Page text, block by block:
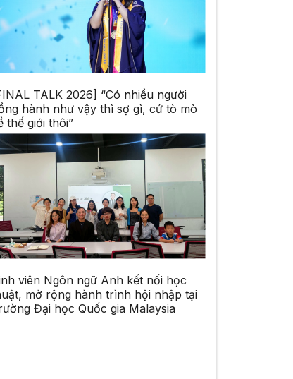
TALK 2026] “Có nhiều người
hành như vậy thì sợ gì, cứ tò mò
thế giới thôi”
viên Ngôn ngữ Anh kết nối học
mở rộng hành trình hội nhập tại
Đại học Quốc gia Malaysia